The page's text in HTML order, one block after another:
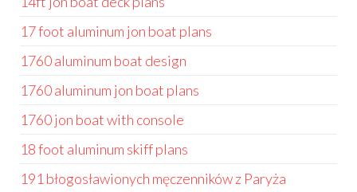
17 foot aluminum jon boat plans
1760 aluminum boat design
1760 aluminum jon boat plans
1760 jon boat with console
18 foot aluminum skiff plans
191 błogosławionych męczenników z Paryża